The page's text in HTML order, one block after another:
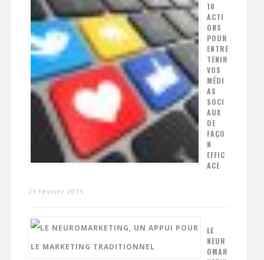
10
ACTI
ONS
POUR
ENTRE
TENIR
VOS
MÉDI
AS
SOCI
AUX
DE
FAÇO
N
EFFIC
ACE
23 février 2015
LE
NEUR
OMAR